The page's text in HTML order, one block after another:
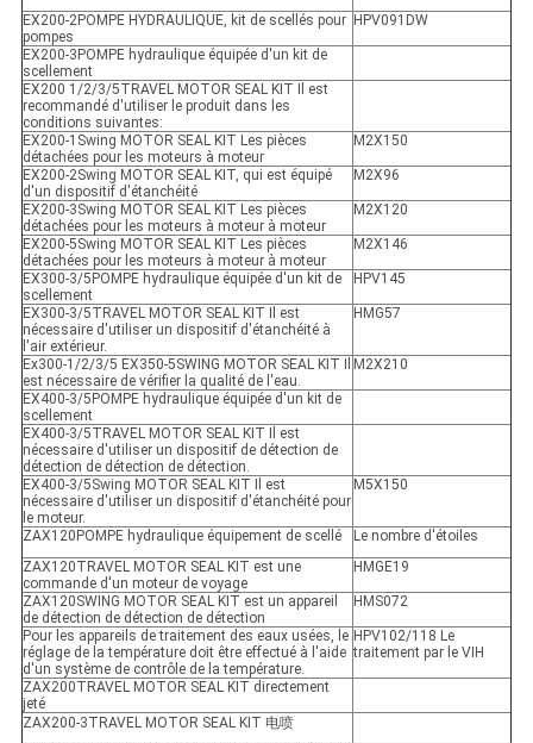
EX200-2POMPE HYDRAULIQUE, kit de scellés pour
pompes
HPV091DW
EX200-3POMPE hydraulique équipée d'un kit de
scellement
EX200 1/2/3/5TRAVEL MOTOR SEAL KIT Il est
recommandé d'utiliser le produit dans les
conditions suivantes:
EX200-1Swing MOTOR SEAL KIT Les pièces
détachées pour les moteurs à moteur
M2X150
EX200-2Swing MOTOR SEAL KIT, qui est équipé
d'un dispositif d'étanchéité
M2X96
EX200-3Swing MOTOR SEAL KIT Les pièces
détachées pour les moteurs à moteur à moteur
M2X120
EX200-5Swing MOTOR SEAL KIT Les pièces
détachées pour les moteurs à moteur à moteur
M2X146
EX300-3/5POMPE hydraulique équipée d'un kit de
scellement
HPV145
EX300-3/5TRAVEL MOTOR SEAL KIT Il est
nécessaire d'utiliser un dispositif d'étanchéité à
l'air extérieur.
HMG57
Ex300-1/2/3/5 EX350-5SWING MOTOR SEAL KIT Il
est nécessaire de vérifier la qualité de l'eau.
M2X210
EX400-3/5POMPE hydraulique équipée d'un kit de
scellement
EX400-3/5TRAVEL MOTOR SEAL KIT Il est
nécessaire d'utiliser un dispositif de détection de
détection de détection de détection.
EX400-3/5Swing MOTOR SEAL KIT Il est
nécessaire d'utiliser un dispositif d'étanchéité pour
le moteur.
M5X150
ZAX120POMPE hydraulique équipement de scellé
Le nombre d'étoiles
ZAX120TRAVEL MOTOR SEAL KIT est une
commande d'un moteur de voyage
HMGE19
ZAX120SWING MOTOR SEAL KIT est un appareil
de détection de détection de détection
HMS072
Pour les appareils de traitement des eaux usées, le
réglage de la température doit être effectué à l'aide
d'un système de contrôle de la température.
HPV102/118 Le
traitement par le VIH
ZAX200TRAVEL MOTOR SEAL KIT directement
jeté
ZAX200-3TRAVEL MOTOR SEAL KIT 电喷